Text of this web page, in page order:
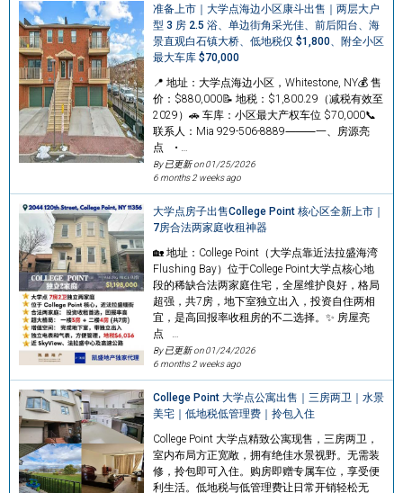
准备上市｜大学点海边小区康斗出售｜两层大户
型 3 房 2.5 浴、单边街角采光佳、前后阳台、海
景直观白石镇大桥、低地税仅 $1,800、附全小区
最大车库 $70,000
📍 地址：大学点海边小区，Whitestone, NY💰 售
价：$880,000📝 地税：$1,800.29（减税有效至
2029）🚗 车库：小区最大产权车位 $70,000📞
联系人：Mia 929-506-8889⸻一、房源亮
点 • …
By 已更新 on01/25/2026
6 months 2 weeks ago
大学点房子出售College Point 核心区全新上市｜
7房合法两家庭收租神器
🏡 地址：College Point（大学点靠近法拉盛海湾
Flushing Bay）位于College Point大学点核心地
段的稀缺合法两家庭住宅，全屋维护良好，格局
超强，共7房，地下室独立出入，投资自住两相
宜，是高回报率收租房的不二选择。✨ 房屋亮
点 …
By 已更新 on01/24/2026
6 months 2 weeks ago
College Point 大学点公寓出售｜三房两卫｜水景
美宅｜低地税低管理费｜拎包入住
College Point 大学点精致公寓现售，三房两卫，
室内布局方正宽敞，拥有绝佳水景视野。无需装
修，拎包即可入住。购房即赠专属车位，享受便
利生活。低地税与低管理费让日常开销轻松无